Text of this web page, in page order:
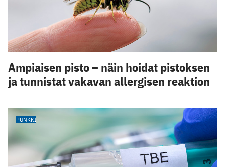
Ampiaisen pisto – näin hoidat pistoksen
ja tunnistat vakavan allergisen reaktion
PUNKKI